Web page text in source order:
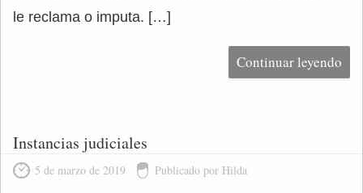
le reclama o imputa. […]
Continuar leyendo
Instancias judiciales
5 de marzo de 2019 Publicado por Hilda